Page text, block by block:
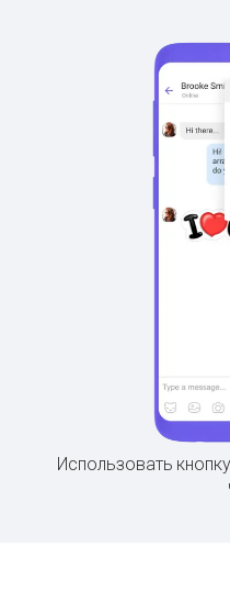
Использовать